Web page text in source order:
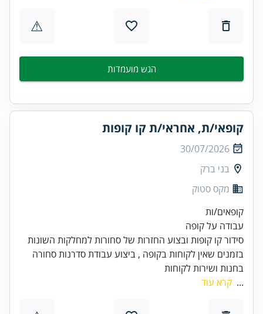
⚠
הגש מועמדות
קופאי/ת, אחראי/ת קו קופות
30/07/2026
בני ברק
מקס סטוק
בזמנים שאין לקוחות בקופה , ביצוע עבודת סדרנות סחורה
בחנות ושירות לקוחות
... קרא עוד